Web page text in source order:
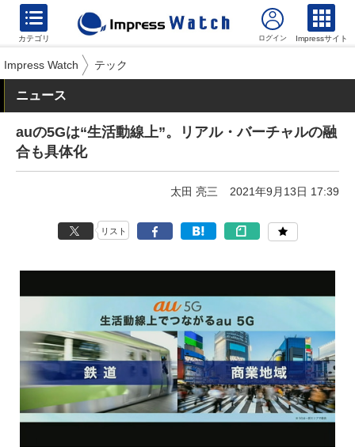
カテゴリ Impressサイト
Impress Watch テック
ニュース
auの5Gは“生活動線上”。リアル・バーチャルの融
合も具体化
太田 亮三 2021年9月13日 17:39
リスト